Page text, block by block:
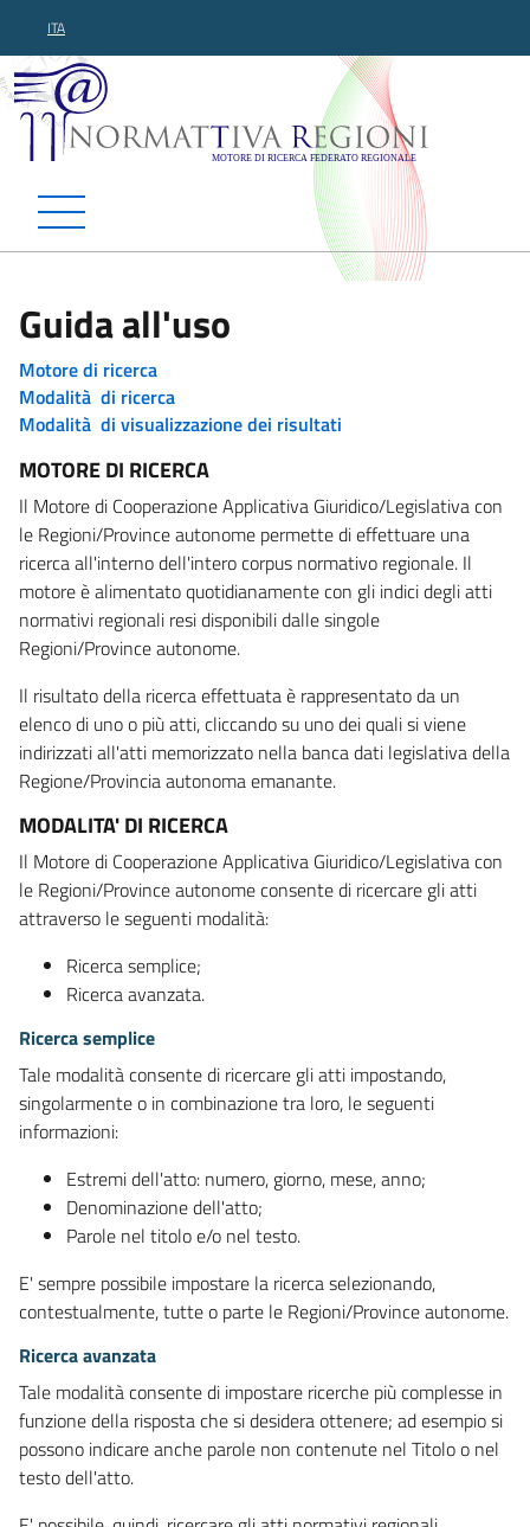
ITA
Normattiva Regioni -
Guida all'uso
Motore di ricerca
Modalità di ricerca
Modalità di visualizzazione dei risultati
MOTORE DI RICERCA
Il Motore di Cooperazione Applicativa Giuridico/Legislativa con
le Regioni/Province autonome permette di effettuare una
ricerca all'interno dell'intero corpus normativo regionale. Il
motore è alimentato quotidianamente con gli indici degli atti
normativi regionali resi disponibili dalle singole
Regioni/Province autonome.
Il risultato della ricerca effettuata è rappresentato da un
elenco di uno o più atti, cliccando su uno dei quali si viene
indirizzati all'atti memorizzato nella banca dati legislativa della
Regione/Provincia autonoma emanante.
MODALITA' DI RICERCA
Il Motore di Cooperazione Applicativa Giuridico/Legislativa con
le Regioni/Province autonome consente di ricercare gli atti
attraverso le seguenti modalità:
Ricerca semplice;
Ricerca avanzata.
Ricerca semplice
Tale modalità consente di ricercare gli atti impostando,
singolarmente o in combinazione tra loro, le seguenti
informazioni:
Estremi dell'atto: numero, giorno, mese, anno;
Denominazione dell'atto;
Parole nel titolo e/o nel testo.
E' sempre possibile impostare la ricerca selezionando,
contestualmente, tutte o parte le Regioni/Province autonome.
Ricerca avanzata
Tale modalità consente di impostare ricerche più complesse in
funzione della risposta che si desidera ottenere; ad esempio si
possono indicare anche parole non contenute nel Titolo o nel
testo dell'atto.